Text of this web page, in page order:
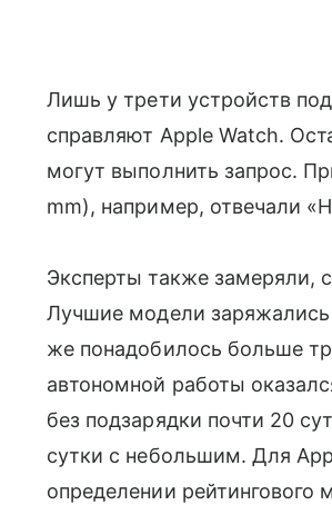
Лишь у трети устройств
справляют Apple Watch.
могут выполнить запрос.
mm), например, отвечали
Эксперты также замеряли,
Лучшие модели
же понадобилось больше
автономной работы
без подзарядки почти 20
сутки с небольшим. Для
определении рейтингового